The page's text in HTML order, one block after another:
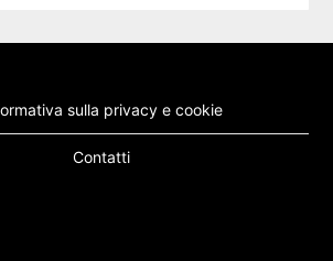
sulla privacy e cookie
Contatti